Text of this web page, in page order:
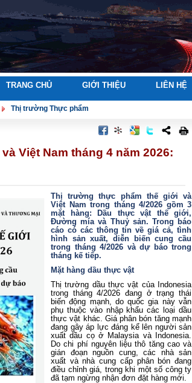
TRANG CHỦ GIỚI THIỆU LIÊN HỆ
Thị trường Thực phẩm
Việt Nam tháng 4 năm 2026:
Thị trường thực phẩm thế giới và
Việt Nam trong tháng 4/2026 gồm 3
mặt hàng: Dầu thực vật thế giới,
Đường mía và Thuỷ sản. Trong báo
cáo có các thông tin về giá cả, tình
hình sản xuất, diễn biến cung cầu
trong tháng 4/2026 và dự báo trong
tháng kế tiếp.
Mặt hàng dầu thực vật
Thị trường dầu thực vật của Indonesia
trong tháng 4/2026 đang ở trạng thái
biến động mạnh, do quốc gia này vẫn
phụ thuộc vào nhập khẩu các loại dầu
thực vật khác. Giá phân bón tăng mạnh
đang gây áp lực đáng kể lên người sản
xuất dầu cọ ở Malaysia và Indonesia.
Do chi phí nguyên liệu thô tăng cao và
gián đoạn nguồn cung, các nhà sản
xuất và nhà cung cấp phân bón đang
điều chỉnh giá, trong khi một số công ty
đã tạm ngừng nhận đơn đặt hàng mới.